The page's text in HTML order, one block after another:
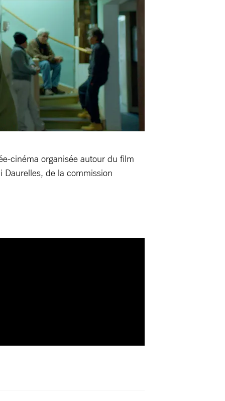
cinéma organisée autour du film
Daurelles, de la commission